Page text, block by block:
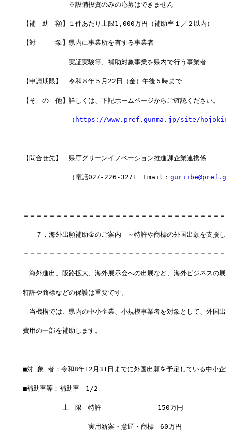
※設備投資のみの応募はできません
【補　助　額】１件あたり上限1,000万円（補助率１／２以内）
【対　　　象】県内に事業所を有する事業者
実証実験等、補助対象事業を県内で行う事業者
【申請期限】　令和８年５月22日（金）午後５時まで
【そ　の　他】詳しくは、下記ホームページからご確認ください。
（ https://www.pref.gunma.jp/site/
【問合せ先】　県庁グリーンイノベーション推進課企業連携係
（電話027-226-3271　Email：
＝＝＝＝＝＝＝＝＝＝＝＝＝＝＝＝＝＝＝＝＝＝＝＝＝＝＝＝＝＝
７．海外出願補助金のご案内　～特許や商標の外国出願を支援
＝＝＝＝＝＝＝＝＝＝＝＝＝＝＝＝＝＝＝＝＝＝＝＝＝＝＝＝＝＝
海外進出、販路拡大、海外展示会への出展など、海外ビジネスの
特許や商標などの保護は重要です。
当機構では、県内の中小企業、小規模事業者を対象として、外国
費用の一部を補助します。
■対 象 者：令和8年12月31日までに外国出願を予定している中小
■補助率等：補助率　1/2
上　限　特許　　　　　　　　 150万円
実用新案・意匠・商標　60万円